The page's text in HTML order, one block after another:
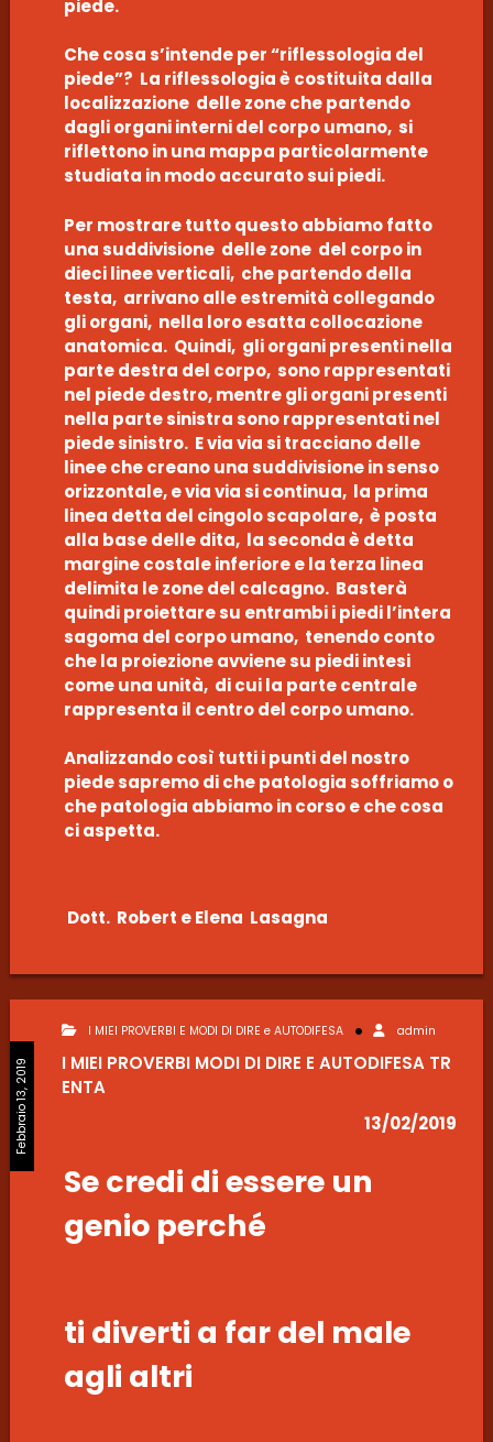
piede.
Che cosa s’intende per “riflessologia del
piede”? La riflessologia è costituita dalla
localizzazione delle zone che partendo
dagli organi interni del corpo umano, si
riflettono in una mappa particolarmente
studiata in modo accurato sui piedi.
Per mostrare tutto questo abbiamo fatto
una suddivisione delle zone del corpo in
dieci linee verticali, che partendo della
testa, arrivano alle estremità collegando
gli organi, nella loro esatta collocazione
anatomica. Quindi, gli organi presenti nella
parte destra del corpo, sono rappresentati
nel piede destro, mentre gli organi presenti
nella parte sinistra sono rappresentati nel
piede sinistro. E via via si tracciano delle
linee che creano una suddivisione in senso
orizzontale, e via via si continua, la prima
linea detta del cingolo scapolare, è posta
alla base delle dita, la seconda è detta
margine costale inferiore e la terza linea
delimita le zone del calcagno. Basterà
quindi proiettare su entrambi i piedi l’intera
sagoma del corpo umano, tenendo conto
che la proiezione avviene su piedi intesi
come una unità, di cui la parte centrale
rappresenta il centro del corpo umano.
Analizzando così tutti i punti del nostro
piede sapremo di che patologia soffriamo o
che patologia abbiamo in corso e che cosa
ci aspetta.
Dott. Robert e Elena Lasagna
Febbraio 13, 2019
I MIEI PROVERBI E MODI DI DIRE e AUTODIFESA admin
I MIEI PROVERBI MODI DI DIRE E AUTODIFESA TR
ENTA
13/02/2019
Se credi di essere un
genio perché
ti diverti a far del male
agli altri